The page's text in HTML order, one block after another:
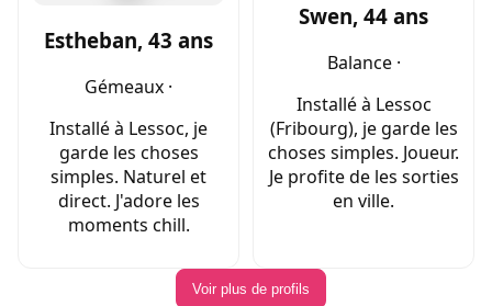
Estheban, 43 ans
Gémeaux ·
Installé à Lessoc, je
garde les choses
simples. Naturel et
direct. J'adore les
moments chill.
Swen, 44 ans
Balance ·
Installé à Lessoc
(Fribourg), je garde les
choses simples. Joueur.
Je profite de les sorties
en ville.
Voir plus de profils